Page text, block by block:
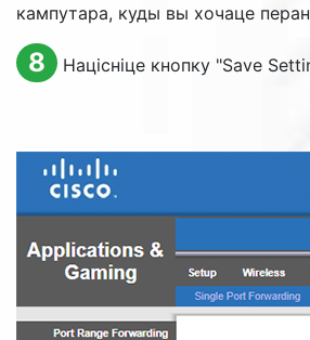
кампутара, куды вы хочаце
8 Націсніце кнопку "Save